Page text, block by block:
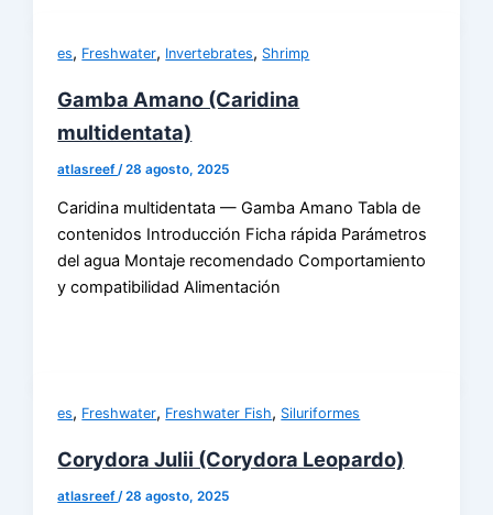
es, Freshwater, Invertebrates, Shrimp
Gamba Amano (Caridina
multidentata)
atlasreef /28 agosto, 2025
Caridina multidentata — Gamba Amano Tabla de
contenidos Introducción Ficha rápida Parámetros
del agua Montaje recomendado Comportamiento
y compatibilidad Alimentación
es, Freshwater, Freshwater Fish, Siluriformes
Corydora Julii (Corydora Leopardo)
atlasreef/28 agosto, 2025